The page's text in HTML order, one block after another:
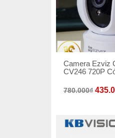
Camera Ezviz
CV246 720P
780.000₫